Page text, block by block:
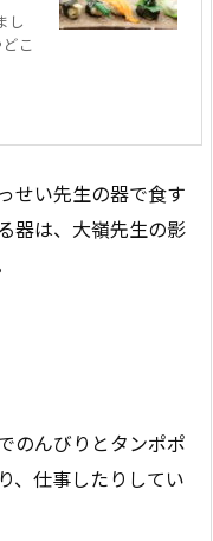
し
こ
せい先生の器で食す
器は、大嶺先生の影
のんびりとタンポポ
、仕事したりしてい